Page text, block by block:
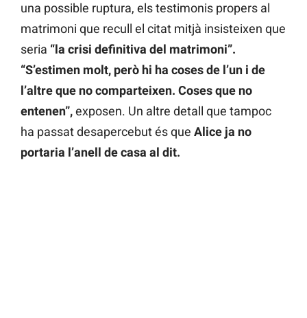
una possible ruptura, els testimonis propers al
matrimoni que recull el citat mitjà insisteixen que
seria “la crisi definitiva del matrimoni”.
“S’estimen molt, però hi ha coses de l’un i de
l’altre que no comparteixen. Coses que no
entenen”,exposen. Un altre detall que tampoc
ha passat desapercebut és que Alice ja no
portaria l’anell de casa al dit.